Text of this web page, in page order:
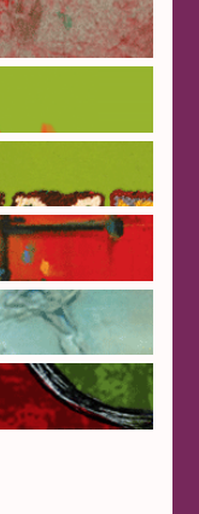
2013
2007
2005
2003